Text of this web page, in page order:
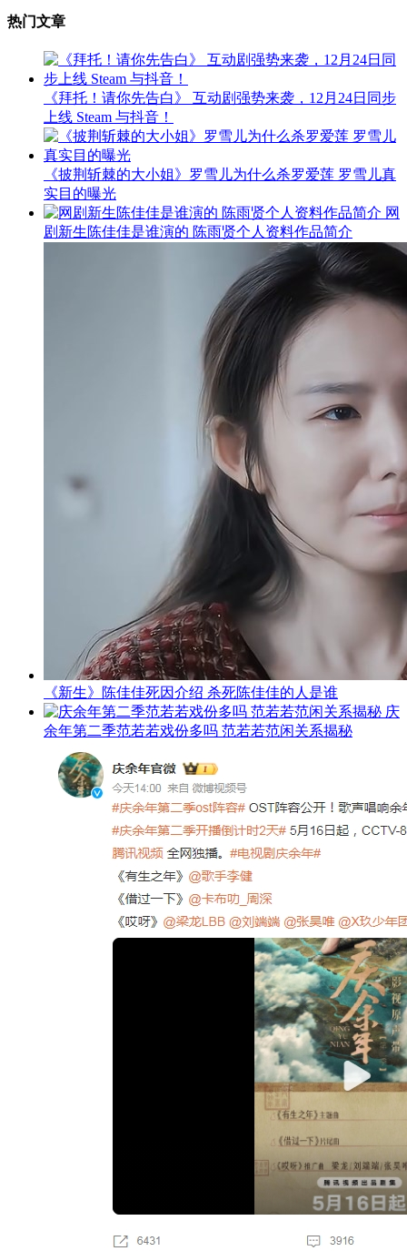
热门文章
《拜托！请你先告白》 互动剧强势来袭，12月24日同步
上线 Steam 与抖音！
《披荆斩棘的大小姐》罗雪儿为什么杀罗爱莲 罗雪儿真
实目的曝光
网
剧新生陈佳佳是谁演的 陈雨贤个人资料作品简介
《新生》陈佳佳死因介绍 杀死陈佳佳的人是谁
庆
余年第二季范若若戏份多吗 范若若范闲关系揭秘